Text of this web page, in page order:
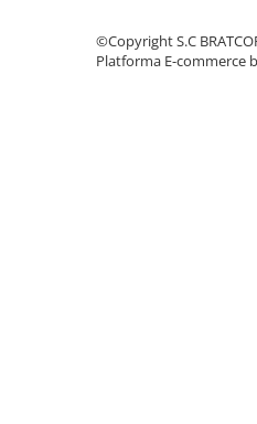
Pavaje si borduri©Copyright S.C
Platforma E-commerce